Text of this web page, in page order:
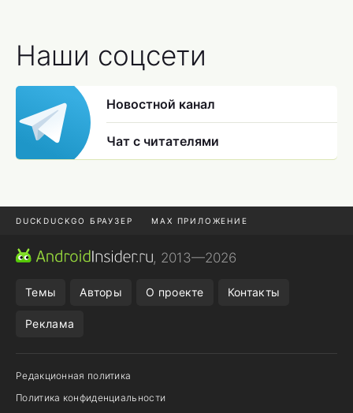
Наши соцсети
Новостной канал
Чат с читателями
DUCKDUCKGO БРАУЗЕР MAX ПРИЛОЖЕНИЕ
ПРИЛОЖЕНИЯ ANDROID
, 2013—2026
Темы Авторы О проекте Контакты
Реклама
Редакционная политика
Политика конфиденциальности